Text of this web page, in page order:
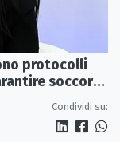
protocolli
soccorsi
Condividi su: